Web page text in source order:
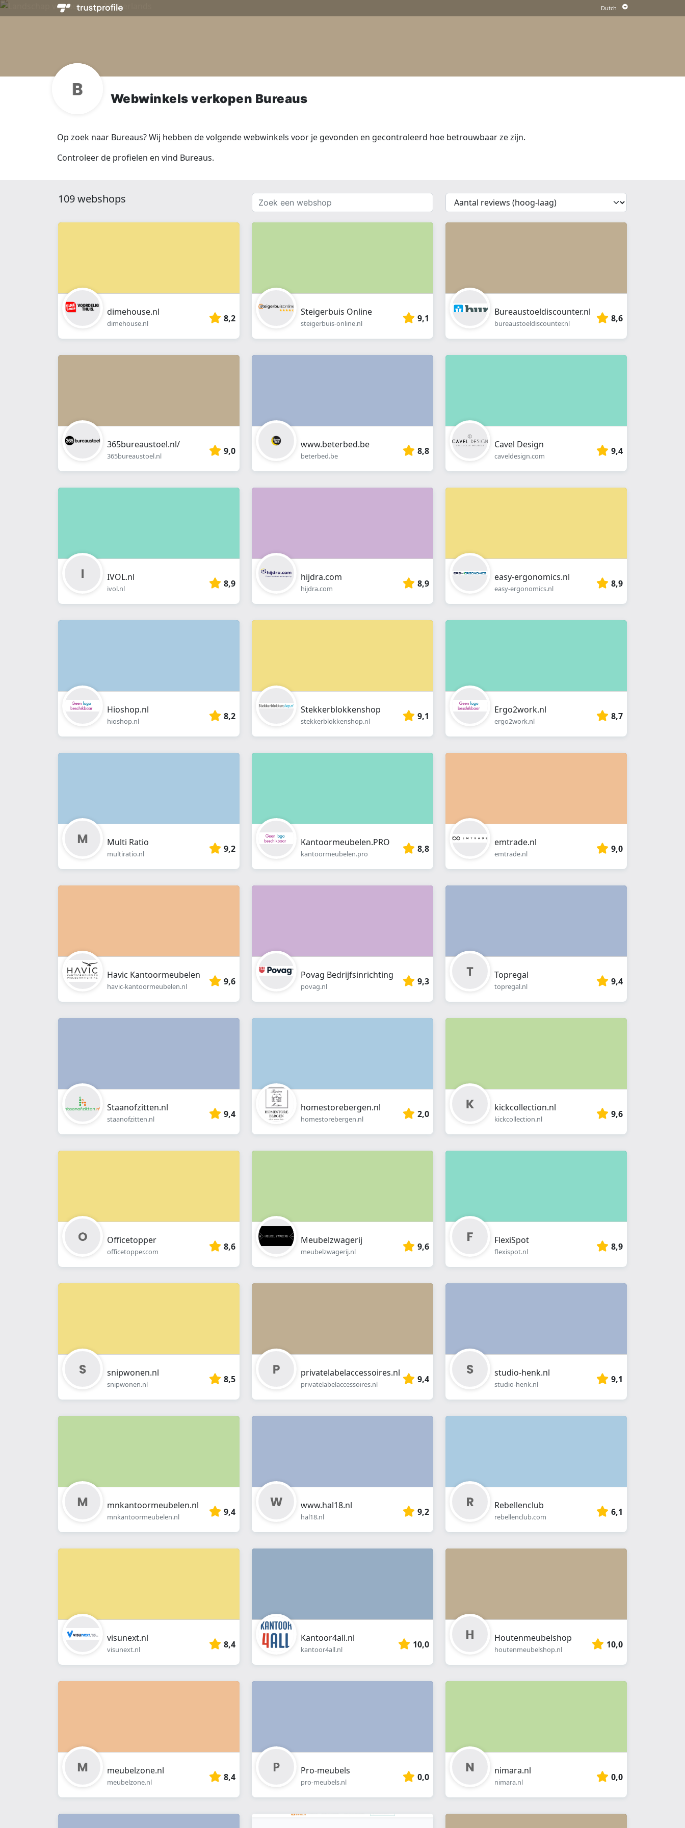
Webwinkels verkopen Bureaus
Op zoek naar Bureaus? Wij hebben de volgende webwinkels voor je gevonden en gecontroleerd hoe betrouwbaar ze zijn.
Controleer de profielen en vind Bureaus.
109 webshops
Zoek
een
webshop
{{
__('Sort')
}}
dimehouse.nl
dimehouse.nl 8,2
Steigerbuis Online
steigerbuis-online.nl 9,1
Bureaustoeldiscounter.nl
bureaustoeldiscounter.nl 8,6
365bureaustoel.nl/
365bureaustoel.nl 9,0
www.beterbed.be
beterbed.be 8,8
Cavel Design
caveldesign.com 9,4
IVOL.nl
ivol.nl 8,9
hijdra.com
hijdra.com 8,9
easy-ergonomics.nl
easy-ergonomics.nl 8,9
Hioshop.nl
hioshop.nl 8,2
Stekkerblokkenshop
stekkerblokkenshop.nl 9,1
Ergo2work.nl
ergo2work.nl 8,7
Multi Ratio
multiratio.nl 9,2
Kantoormeubelen.PRO
kantoormeubelen.pro 8,8
emtrade.nl
emtrade.nl 9,0
Havic Kantoormeubelen
havic-kantoormeubelen.nl 9,6
Povag Bedrijfsinrichting
povag.nl 9,3
Topregal
topregal.nl 9,4
Staanofzitten.nl
staanofzitten.nl 9,4
homestorebergen.nl
homestorebergen.nl 2,0
kickcollection.nl
kickcollection.nl 9,6
Officetopper
officetopper.com 8,6
Meubelzwagerij
meubelzwagerij.nl 9,6
FlexiSpot
flexispot.nl 8,9
snipwonen.nl
snipwonen.nl 8,5
privatelabelaccessoires.nl
privatelabelaccessoires.nl 9,4
studio-henk.nl
studio-henk.nl 9,1
mnkantoormeubelen.nl
mnkantoormeubelen.nl 9,4
www.hal18.nl
hal18.nl 9,2
Rebellenclub
rebellenclub.com 6,1
visunext.nl
visunext.nl 8,4
Kantoor4all.nl
kantoor4all.nl 10,0
Houtenmeubelshop
houtenmeubelshop.nl 10,0
meubelzone.nl
meubelzone.nl 8,4
Pro-meubels
pro-meubels.nl 0,0
nimara.nl
nimara.nl 0,0